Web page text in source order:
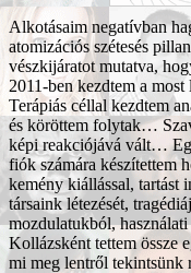
Alkotásaim negatívban
atomizációs szétesés
vészkijáratot mutatva,
2011-ben kezdtem a
Terápiás céllal kezdtem
és köröttem folytak…
képi reakciójává vált…
fiók számára készítettem
kemény kiállással, tartást
társaink létezését,
mozdulatukból,
Kollázsként tettem
mi meg lentről tekintsünk